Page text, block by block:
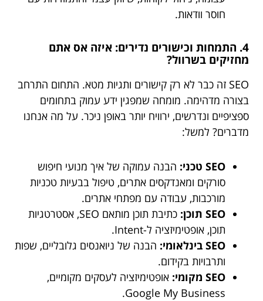
חוסר וודאות.
4. התמחות וכישורים נדירים: איזה אס אתם
מחזיקים בשרוול?
SEO זה כבר לא רק קישורים ותגיות מטא. התחום התרחב
בצורה מדהימה. מומחה שמפגין ידע עמוק בתחומים
ספציפיים ונדרשים, ירוויח יותר באופן ניכר. על מה אנחנו
מדברים? למשל:
SEO טכני:
הבנה עמוקה של איך מנועי חיפוש
סורקים ומאנדקסים אתרים, טיפול בבעיות טכניות
מורכבות, עבודה עם מפתחי אתרים.
SEO תוכן:
כתיבת תוכן מותאם SEO, אסטרטגיות
תוכן, אופטימיזציה ל-Intent.
SEO בינלאומי:
הבנה של ניואנסים גלובליים, שפות
ותרבויות בקידום.
SEO מקומי:
אופטימיזציה לעסקים מקומיים,
Google My Business.